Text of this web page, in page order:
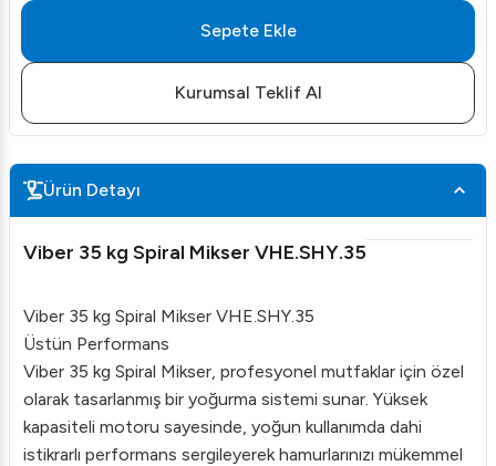
Sepete Ekle
Kurumsal Teklif Al
Ürün Detayı
Viber 35 kg Spiral Mikser VHE.SHY.35
Viber 35 kg Spiral Mikser VHE.SHY.35
Üstün Performans
Viber 35 kg Spiral Mikser, profesyonel mutfaklar için özel
olarak tasarlanmış bir yoğurma sistemi sunar. Yüksek
kapasiteli motoru sayesinde, yoğun kullanımda dahi
istikrarlı performans sergileyerek hamurlarınızı mükemmel